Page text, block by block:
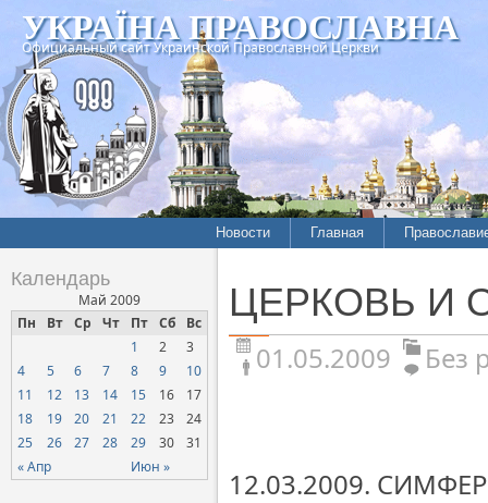
УКРАЇНА ПРАВОСЛАВНА
Официальный сайт Украинской Православной Церкви
Новости Главная
Календарь
Май 2009
Пн
Вт Ср Чт Пт Сб Вс
« Апр Июн »
1 2
3
4
5 6 7 8 9
10
11
12 13 14 15 16
17
18
19 20 21 22 23
24
25
26 27 28 29 30 31
ЦЕРКОВЬ И
01.05.2009 Без
12.03.2009.